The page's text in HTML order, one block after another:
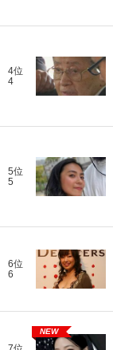
4位
4
5位
5
6位
6
NEW